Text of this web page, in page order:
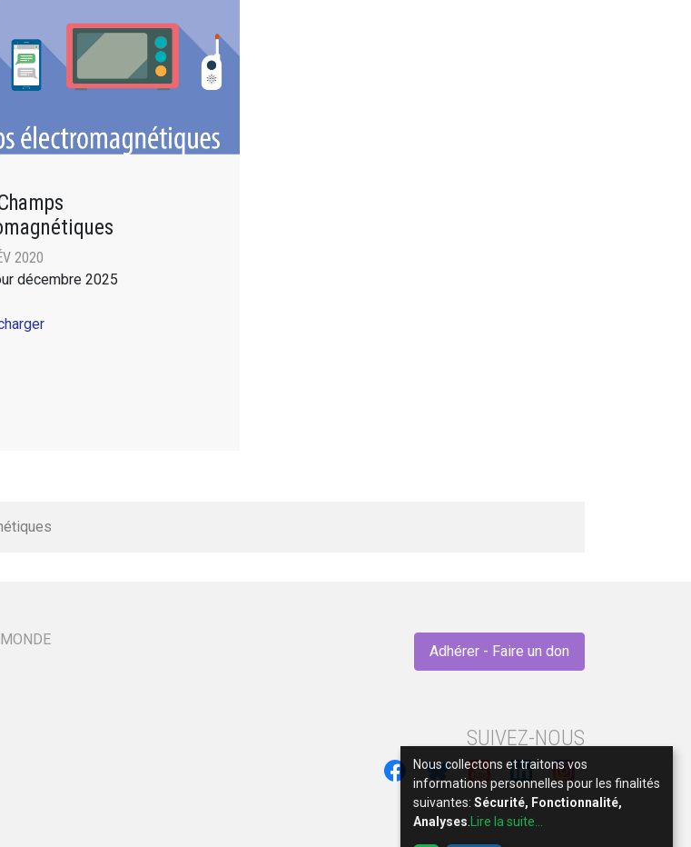
2020
décembre 2025
Adhérer - Faire un don
SUIVEZ-NOUS
Nous collectons et traitons vos
informations personnelles pour les finalités
suivantes: Sécurité, Fonctionnalité,
Analyses
Lire la suite...